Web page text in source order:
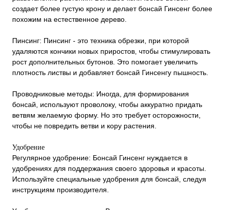
создает более густую крону и делает бонсай Гинсенг более
похожим на естественное дерево.
Пинсинг: Пинсинг - это техника обрезки, при которой
удаляются кончики новых приростов, чтобы стимулировать
рост дополнительных бутонов. Это помогает увеличить
плотность листвы и добавляет бонсай Гинсенгу пышность.
Проводниковые методы: Иногда, для формирования
бонсай, используют проволоку, чтобы аккуратно придать
ветвям желаемую форму. Но это требует осторожности,
чтобы не повредить ветви и кору растения.
Удобрение
Регулярное удобрение: Бонсай Гинсенг нуждается в
удобрениях для поддержания своего здоровья и красоты.
Используйте специальные удобрения для бонсай, следуя
инструкциям производителя.